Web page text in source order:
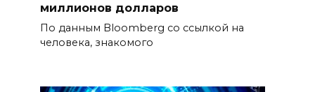
миллионов долларов
По данным Bloomberg со ссылкой на
человека, знакомого